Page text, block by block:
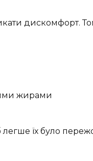
дискомфорт.
жирами
легше їх було